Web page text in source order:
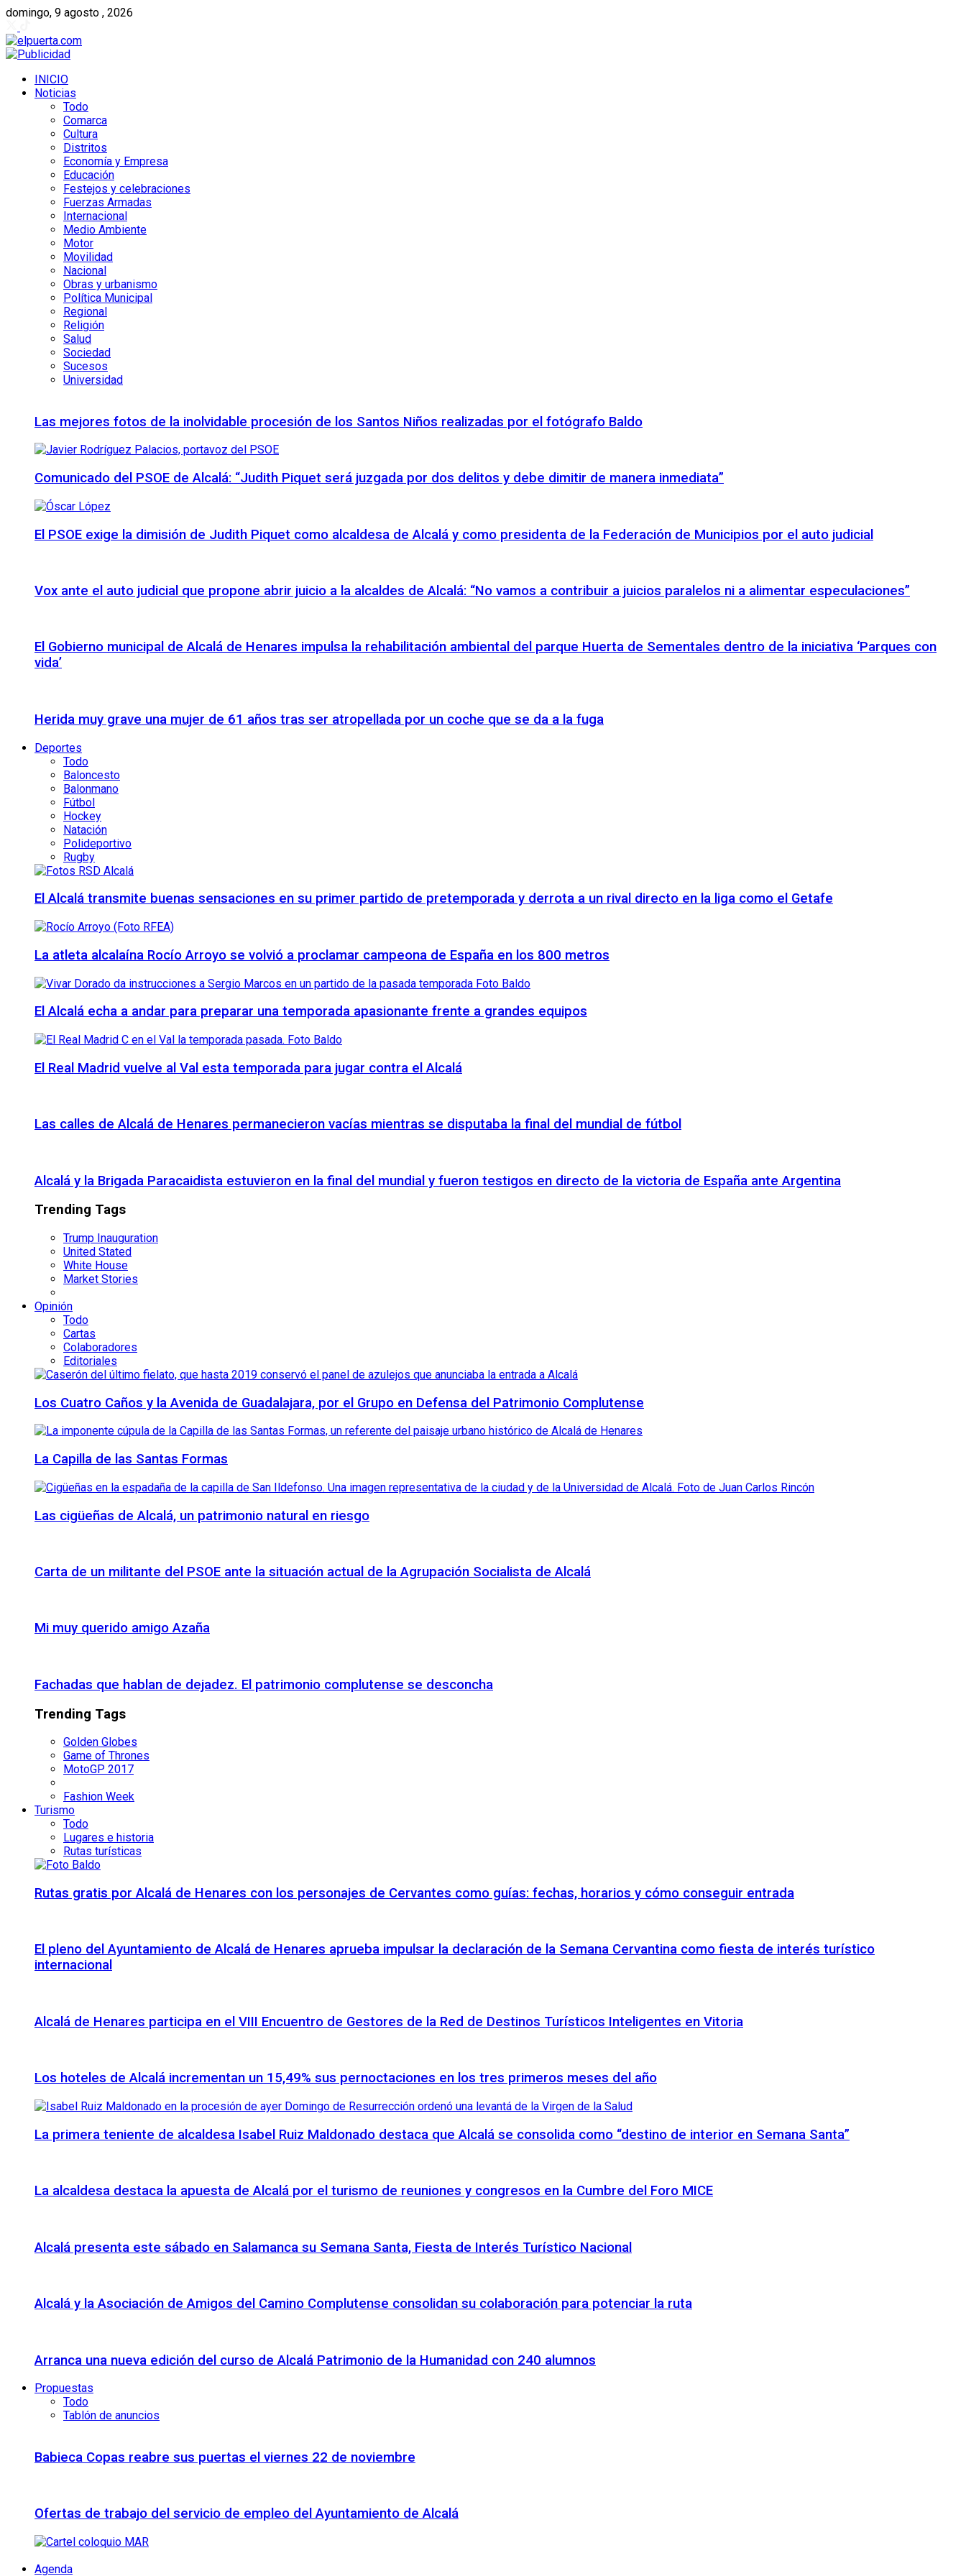
domingo, 9 agosto , 2026
INICIO
Noticias
Todo
Comarca
Cultura
Distritos
Economía y Empresa
Educación
Festejos y celebraciones
Fuerzas Armadas
Internacional
Medio Ambiente
Motor
Movilidad
Nacional
Obras y urbanismo
Política Municipal
Regional
Religión
Salud
Sociedad
Sucesos
Universidad
Las mejores fotos de la inolvidable procesión de los Santos Niños realizadas por el fotógrafo Baldo
Comunicado del PSOE de Alcalá: “Judith Piquet será juzgada por dos delitos y debe dimitir de manera inmediata”
El PSOE exige la dimisión de Judith Piquet como alcaldesa de Alcalá y como presidenta de la Federación de Municipios por el auto judicial
Vox ante el auto judicial que propone abrir juicio a la alcaldes de Alcalá: “No vamos a contribuir a juicios paralelos ni a alimentar especulaciones”
El Gobierno municipal de Alcalá de Henares impulsa la rehabilitación ambiental del parque Huerta de Sementales dentro de la iniciativa ‘Parques con
vida’
Herida muy grave una mujer de 61 años tras ser atropellada por un coche que se da a la fuga
Deportes
Todo
Baloncesto
Balonmano
Fútbol
Hockey
Natación
Polideportivo
Rugby
El Alcalá transmite buenas sensaciones en su primer partido de pretemporada y derrota a un rival directo en la liga como el Getafe
La atleta alcalaína Rocío Arroyo se volvió a proclamar campeona de España en los 800 metros
El Alcalá echa a andar para preparar una temporada apasionante frente a grandes equipos
El Real Madrid vuelve al Val esta temporada para jugar contra el Alcalá
Las calles de Alcalá de Henares permanecieron vacías mientras se disputaba la final del mundial de fútbol
Alcalá y la Brigada Paracaidista estuvieron en la final del mundial y fueron testigos en directo de la victoria de España ante Argentina
Trending Tags
Trump Inauguration
United Stated
White House
Market Stories
Opinión
Todo
Cartas
Colaboradores
Editoriales
Los Cuatro Caños y la Avenida de Guadalajara, por el Grupo en Defensa del Patrimonio Complutense
La Capilla de las Santas Formas
Las cigüeñas de Alcalá, un patrimonio natural en riesgo
Carta de un militante del PSOE ante la situación actual de la Agrupación Socialista de Alcalá
Mi muy querido amigo Azaña
Fachadas que hablan de dejadez. El patrimonio complutense se desconcha
Trending Tags
Golden Globes
Game of Thrones
MotoGP 2017
Fashion Week
Turismo
Todo
Lugares e historia
Rutas turísticas
Rutas gratis por Alcalá de Henares con los personajes de Cervantes como guías: fechas, horarios y cómo conseguir entrada
El pleno del Ayuntamiento de Alcalá de Henares aprueba impulsar la declaración de la Semana Cervantina como fiesta de interés turístico
internacional
Alcalá de Henares participa en el VIII Encuentro de Gestores de la Red de Destinos Turísticos Inteligentes en Vitoria
Los hoteles de Alcalá incrementan un 15,49% sus pernoctaciones en los tres primeros meses del año
La primera teniente de alcaldesa Isabel Ruiz Maldonado destaca que Alcalá se consolida como “destino de interior en Semana Santa”
La alcaldesa destaca la apuesta de Alcalá por el turismo de reuniones y congresos en la Cumbre del Foro MICE
Alcalá presenta este sábado en Salamanca su Semana Santa, Fiesta de Interés Turístico Nacional
Alcalá y la Asociación de Amigos del Camino Complutense consolidan su colaboración para potenciar la ruta
Arranca una nueva edición del curso de Alcalá Patrimonio de la Humanidad con 240 alumnos
Propuestas
Todo
Tablón de anuncios
Babieca Copas reabre sus puertas el viernes 22 de noviembre
Ofertas de trabajo del servicio de empleo del Ayuntamiento de Alcalá
Agenda